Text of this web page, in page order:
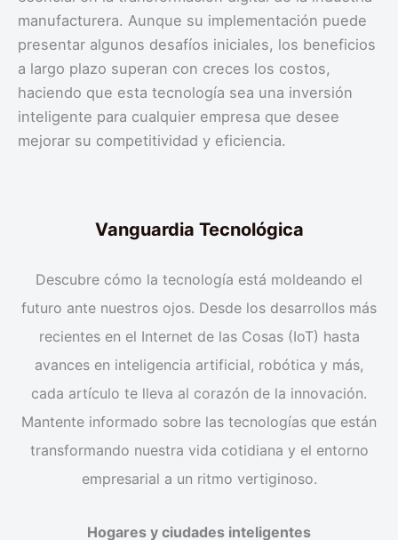
manufacturera. Aunque su implementación puede
presentar algunos desafíos iniciales, los beneficios
a largo plazo superan con creces los costos,
haciendo que esta tecnología sea una inversión
inteligente para cualquier empresa que desee
mejorar su competitividad y eficiencia.
Vanguardia Tecnológica
Descubre cómo la tecnología está moldeando el
futuro ante nuestros ojos. Desde los desarrollos más
recientes en el Internet de las Cosas (IoT) hasta
avances en inteligencia artificial, robótica y más,
cada artículo te lleva al corazón de la innovación.
Mantente informado sobre las tecnologías que están
transformando nuestra vida cotidiana y el entorno
empresarial a un ritmo vertiginoso.
Hogares y ciudades inteligentes